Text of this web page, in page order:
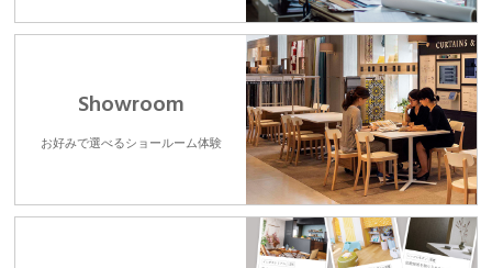
Showroom
お好みで選べるショールーム体験